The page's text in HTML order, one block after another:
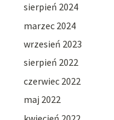
sierpień 2024
marzec 2024
wrzesień 2023
sierpień 2022
czerwiec 2022
maj 2022